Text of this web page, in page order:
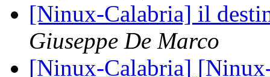
[Ninux-Calabria] il
Giuseppe De Marco
[Ninux-Calabria]